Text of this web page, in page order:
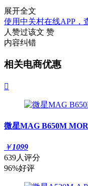
展开全文
使用中关村在线APP，
人赞过该文 赞
内容纠错
相关电商优惠

微星MAG B650M
￥1099
639人评分
96%好评